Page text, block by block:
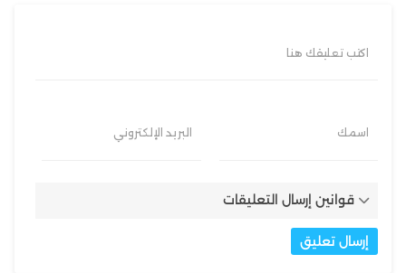
اكتب تعليقك هنا
اسمك البريد الإلكتروني
قوانين إرسال التعليقات